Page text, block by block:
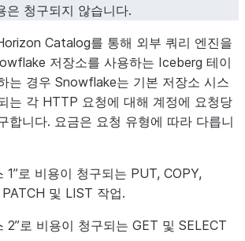
은 청구되지 않습니다.
Catalog를 통해 외부 쿼리 엔진을
저장소를 사용하는 Iceberg 테이
는 경우 Snowflake는 기본 저장소 시스
는 각 HTTP 요청에 대해 계정에 요청당
합니다. 요금은 요청 유형에 따라 다릅니
1”로 비용이 청구되는 PUT, COPY,
PATCH 및 LIST 작업.
2”로 비용이 청구되는 GET 및 SELECT